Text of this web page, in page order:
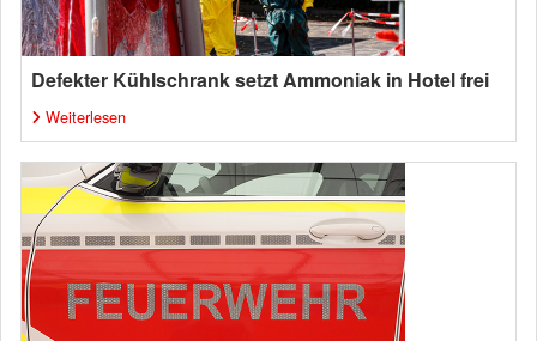
Defekter Kühlschrank setzt Ammoniak in Hotel frei
Weiterlesen